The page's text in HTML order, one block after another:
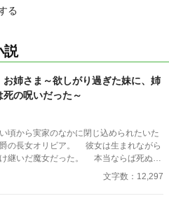
る
説
お姉さま～欲しがり過ぎた妹に、姉
の呪いだった～
頃から実家のなかに閉じ込められたいた
の長女オリビア。 彼女は生まれながら
継いだ魔女だった。 本当ならば死ぬま
されないオリビアだったが、欲深い国王
に国を豊かにしようと考え、第四王子と
文字数：12,297